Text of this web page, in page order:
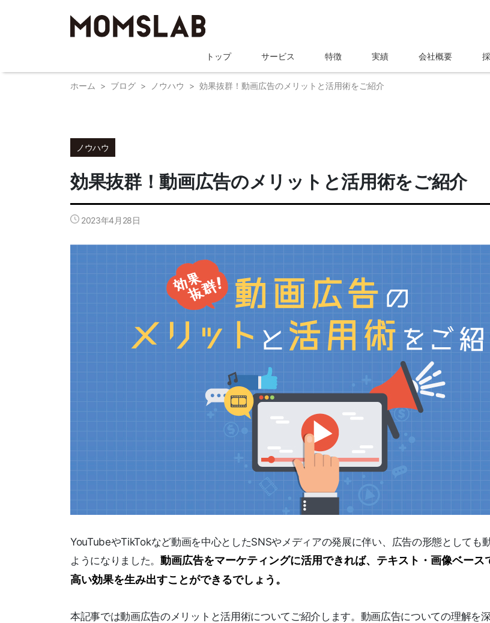
トップ サービス 特徴 実績 会社概要
ホーム ブログ ノウハウ 効果抜群！動画広告のメリットと活用術をご紹介
ノウハウ
効果抜群！動画広告のメリットと活用術をご紹介
2023年4月28日
YouTubeやTikTokなど動画を中心としたSNSやメディアの発展に伴い、広告の形態としても
ようになりました。動画広告をマーケティングに活用できれば、テキスト・画像ベース
高い効果を生み出すことができるでしょう。
本記事では動画広告のメリットと活用術についてご紹介します。動画広告についての理解を